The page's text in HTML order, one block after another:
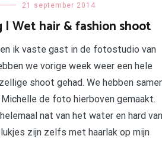
21 september 2014
| Wet hair & fashion shoot
ik vaste gast in de fotostudio van
we vorige week weer een hele
shoot gehad. We hebben
de foto hierboven gemaakt.
nat van het water en hard van
zijn zelfs met haarlak op mijn